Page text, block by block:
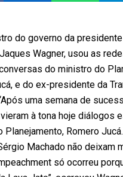
do governo da
Wagner, usou as
do ministro do
e do ex-presidente da
uma semana de
à tona hoje diálogos
Planejamento, Romero
Machado não deixam
só ocorreu